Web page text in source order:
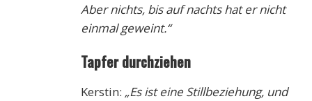
Aber nichts, bis auf nachts hat er nicht
einmal geweint.“
Tapfer durchziehen
Kerstin: „Es ist eine Stillbeziehung, und